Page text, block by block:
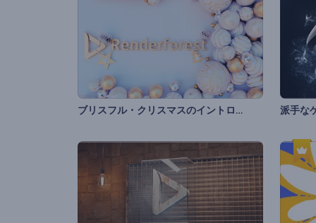
ブリスフル・クリスマスのイントロ動画